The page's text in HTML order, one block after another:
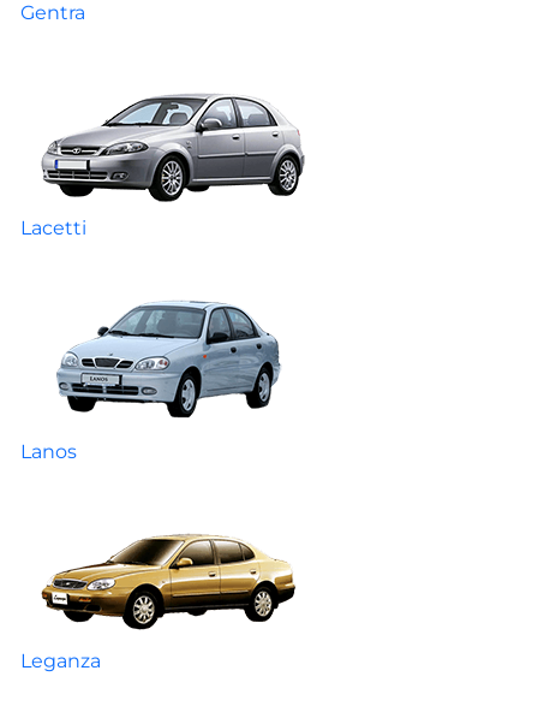
Gentra
Lacetti
Lanos
Leganza